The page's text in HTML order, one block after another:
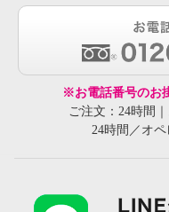
※お電話番号のお
ご注文：24時間
24時間／オ